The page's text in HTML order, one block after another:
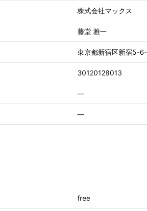
株式会社マックス
藤堂 雅一
東京都新宿区新宿5-
30120128013
—
—
free